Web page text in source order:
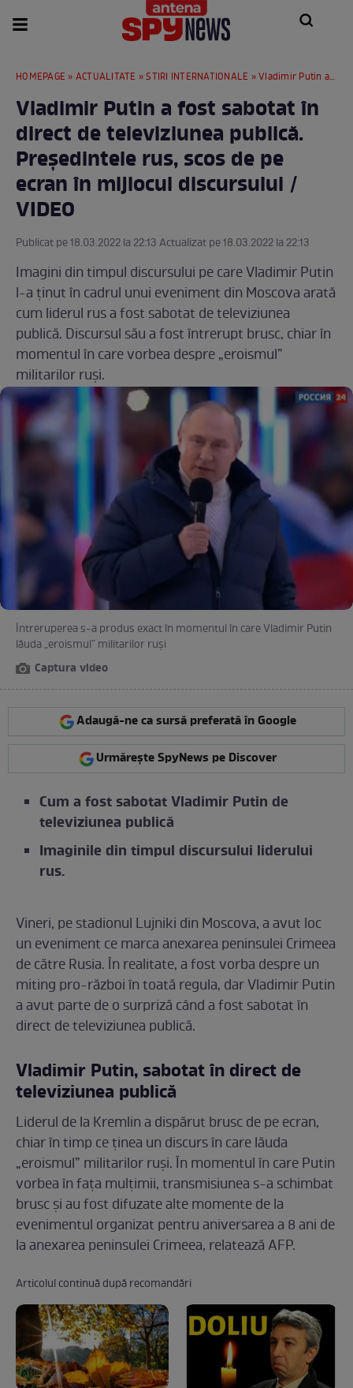
HOMEPAGE » ACTUALITATE »STIRI INTERNATIONALE » Vladimir Putin a fost sabotat în direct de televiziunea publică. Președintele rus, scos de pe ecran în mijlocul discursului / VIDEO
Vladimir Putin a fost sabotat în
direct de televiziunea publică.
Președintele rus, scos de pe
ecran în mijlocul discursului /
VIDEO
Publicat pe 18.03.2022 la 22:13 Actualizat pe 18.03.2022 la 22:13
Imagini din timpul discursului pe care Vladimir Putin
l-a ținut în cadrul unui eveniment din Moscova arată
cum liderul rus a fost sabotat de televiziunea
publică. Discursul său a fost întrerupt brusc, chiar în
momentul în care vorbea despre „eroismul”
militarilor ruși.
Întreruperea s-a produs exact în momentul în care Vladimir Putin
lăuda „eroismul” militarilor ruși
Captura video
Adaugă-ne ca sursă preferată în Google
Urmărește SpyNews pe Discover
Cum a fost sabotat Vladimir Putin de
televiziunea publică
Imaginile din timpul discursului liderului
rus.
Vineri, pe stadionul Lujniki din Moscova, a avut loc
un eveniment ce marca anexarea peninsulei Crimeea
de către Rusia. În realitate, a fost vorba despre un
miting pro-război în toată regula, dar Vladimir Putin
a avut parte de o surpriză când a fost sabotat în
direct de televiziunea publică.
Vladimir Putin, sabotat în direct de
televiziunea publică
Liderul de la Kremlin a dispărut brusc de pe ecran,
chiar în timp ce ținea un discurs în care lăuda
„eroismul” militarilor ruși. În momentul în care Putin
vorbea în fața mulțimii, transmisiunea s-a schimbat
brusc și au fost difuzate alte momente de la
evenimentul organizat pentru aniversarea a 8 ani de
la anexarea peninsulei Crimeea, relatează AFP.
Articolul continuă după recomandări